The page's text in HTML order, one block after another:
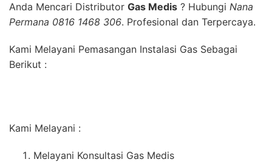
Anda Mencari Distributor Gas Medis ? Hubungi Nana
Permana 0816 1468 306. Profesional dan Terpercaya.
Kami Melayani Pemasangan Instalasi Gas Sebagai
Berikut :
Kami Melayani :
Melayani Konsultasi Gas Medis